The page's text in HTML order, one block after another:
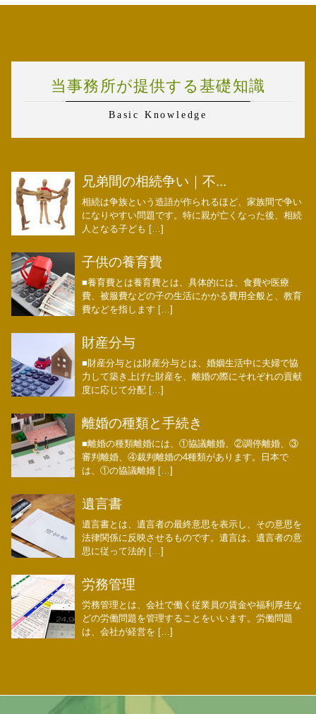
当事務所が提供する基礎知識
Basic Knowledge
兄弟間の相続争い｜不...
相続は争族という造語が作られるほど、家族間で争い
になりやすい問題です。特に親が亡くなった後、相続
人となる子ども […]
子供の養育費
■養育費とは養育費とは、具体的には、食費や医療
費、被服費などの子の生活にかかる費用全般と、教育
費などを指します […]
財産分与
■財産分与とは財産分与とは、婚姻生活中に夫婦で協
力して築き上げた財産を、離婚の際にそれぞれの貢献
度に応じて分配 […]
離婚の種類と手続き
■離婚の種類離婚には、①協議離婚、②調停離婚、③
審判離婚、④裁判離婚の4種類があります。日本で
は、①の協議離婚 […]
遺言書
遺言書とは、遺言者の最終意思を表示し、その意思を
法律関係に反映させるものです。遺言は、遺言者の意
思に従って法的 […]
労務管理
労務管理とは、会社で働く従業員の賃金や福利厚生な
どの労働問題を管理することをいいます。労働問題
は、会社が経営を […]